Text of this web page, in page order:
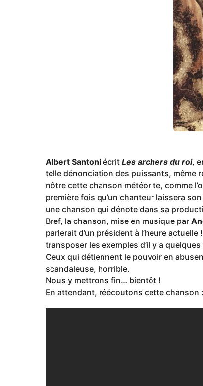
Albert Santoni écrit Les archers du roi,
telle dénonciation des puissants, même
nôtre cette chanson météorite, comme
première fois qu’un chanteur laissera
une chanson qui dénote dans sa
Bref, la chanson, mise en musique par
parlerait d’un président à l’heure
transposer les exemples d’il y a
Ceux qui détiennent le pouvoir en
scandaleuse, horrible.
Nous y mettrons fin… bientôt !
En attendant, réécoutons cette chanson :